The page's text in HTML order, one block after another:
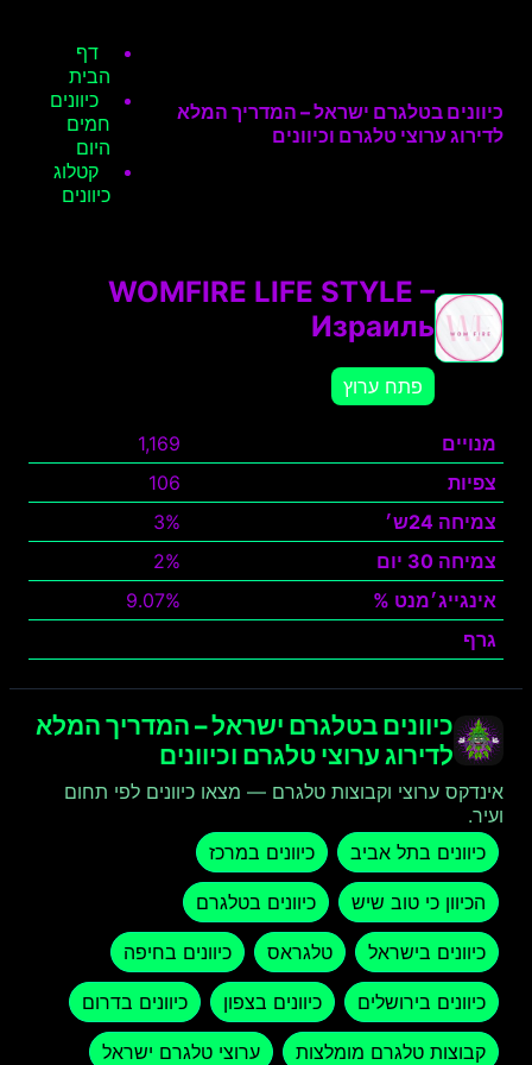
כיוונים בטלגרם ישראל – המדריך המלא
לדירוג ערוצי טלגרם וכיוונים
דף
הבית
כיוונים
חמים
היום
קטלוג
כיוונים
WOMFIRE LIFE STYLE –
Израиль
פתח ערוץ
מנויים
1,169
צפיות
106
צמיחה 24ש׳
3%
צמיחה 30 יום
2%
אינגייג׳מנט %
9.07%
גרף
כיוונים בטלגרם ישראל – המדריך המלא
לדירוג ערוצי טלגרם וכיוונים
אינדקס ערוצי וקבוצות טלגרם — מצאו כיוונים לפי תחום
ועיר.
כיוונים בתל אביב
כיוונים במרכז
הכיוון כי טוב שיש כיוונים בטלגרם
כיוונים בישראל טלגראס כיוונים בחיפה
כיוונים בירושלים כיוונים בצפון כיוונים בדרום
קבוצות טלגרם מומלצות ערוצי טלגרם ישראל